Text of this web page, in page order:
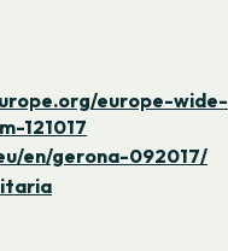
europe-wide-
121017
en/gerona-092017/